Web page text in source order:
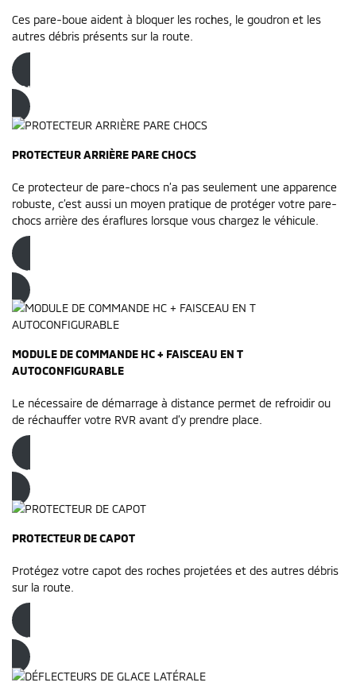
Ces pare-boue aident à bloquer les roches, le goudron et les
autres débris présents sur la route.
Commandez dès maintenant
PROTECTEUR ARRIÈRE PARE CHOCS
Ce protecteur de pare-chocs n’a pas seulement une apparence
robuste, c’est aussi un moyen pratique de protéger votre pare-
chocs arrière des éraflures lorsque vous chargez le véhicule.
Commandez dès maintenant
MODULE DE COMMANDE HC + FAISCEAU EN T
AUTOCONFIGURABLE
Le nécessaire de démarrage à distance permet de refroidir ou
de réchauffer votre RVR avant d’y prendre place.
Commandez dès maintenant
PROTECTEUR DE CAPOT
Protégez votre capot des roches projetées et des autres débris
sur la route.
Commandez dès maintenant